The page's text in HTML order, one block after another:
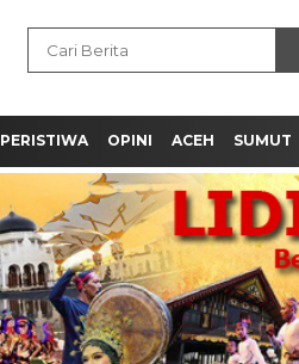
PERISTIWA OPINI ACEH SUMUT